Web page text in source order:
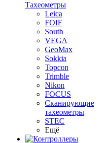
Тахеометры
Leica
FOIF
South
VEGA
GeoMax
Sokkia
Topcon
Trimble
Nikon
FOCUS
Сканирующие
тахеометры
STEC
Ещё